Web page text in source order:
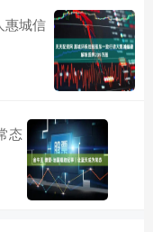
惠城信
态